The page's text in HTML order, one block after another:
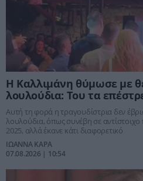
Η Καλλιμάνη θύμωσε με
λουλούδια: Του τα
Αυτή τη φορά η τραγουδίστρια δεν
λουλούδια, όπως συνέβη σε αντίστοιχο
2025, αλλά έκανε κάτι διαφορετικό
ΙΩΑΝΝΑ ΚΑΡΑ
07.08.2026 | 10:54